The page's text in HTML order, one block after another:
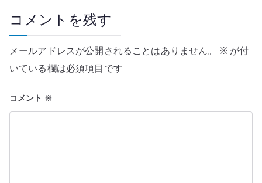
ゲ
ー
シ
ン
コメントを残す
メールアドレスが公開されることはありません。 ※が付
いている欄は必須項目です
コメント ※